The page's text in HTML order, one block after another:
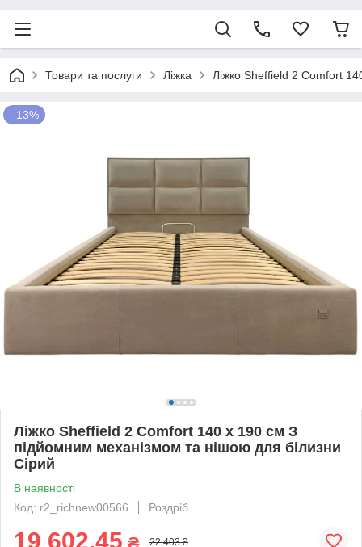
Товари та послуги Ліжка Ліжко Sheffield 2 Comfort
–13%
Ліжко Sheffield 2 Comfort 140 х 190 см З
підйомним механізмом та нішою для білизни
Сірий
В наявності
Код: r2_richnew00566
Роздріб
19 602,45 22 403 ₴